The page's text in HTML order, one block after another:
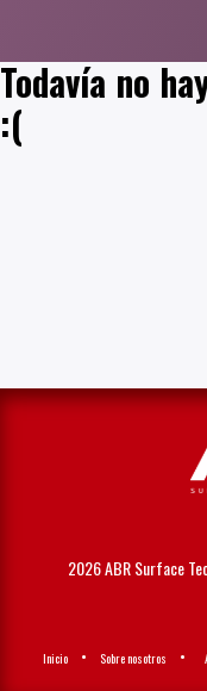
Todavía no
:(
2026 ABR Surface
Inicio • Sobre nosotros •